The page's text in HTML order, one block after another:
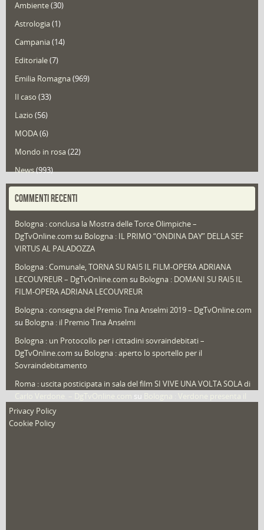
Ambiente(30)
Astrologia(1)
Campania(14)
Editoriale(7)
Emilia Romagna(969)
Il caso (33)
Lazio (56)
MODA(6)
Mondo in rosa(22)
News(993)
Portfolio(1)
Redazioni(1.050)
Speciali (22)
Sport
That's Bologna Magazine(25)
Video (archivio) (263)
COMMENTI RECENTI
Bologna : conclusa la Mostra delle Torce Olimpiche –
DgTvOnline.com su Bologna : IL PRIMO “ONDINA DAY” DELLA SEF
VIRTUS AL PALADOZZA
Bologna : Comunale, TORNA SU RAI5 IL FILM-OPERA ADRIANA
LECOUVREUR – DgTvOnline.com su Bologna : DOMANI SU RAI5 IL
FILM-OPERA ADRIANA LECOUVREUR
Bologna : consegna del Premio Tina Anselmi 2019 – DgTvOnline.com
su Bologna : il Premio Tina Anselmi
Bologna : un Protocollo per i cittadini sovraindebitati –
DgTvOnline.com su Bologna : aperto lo sportello per il
Sovraindebitamento
Roma : uscita posticipata in sala del film SI VIVE UNA VOLTA SOLA di
su
nuovo film
Privacy Policy
Cookie Policy